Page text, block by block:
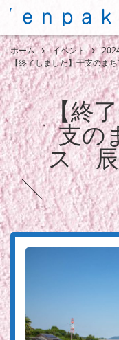
ホーム イベント
【終了しました】干支のま
【終
支の
ス 辰